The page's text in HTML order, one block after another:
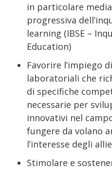
in particolare
progressiva
learning (IBSE –
Education)
Favorire l’impiego
laboratoriali che
di specifiche
necessarie per
innovativi nel
fungere da volano
l’interesse degli
Stimolare e